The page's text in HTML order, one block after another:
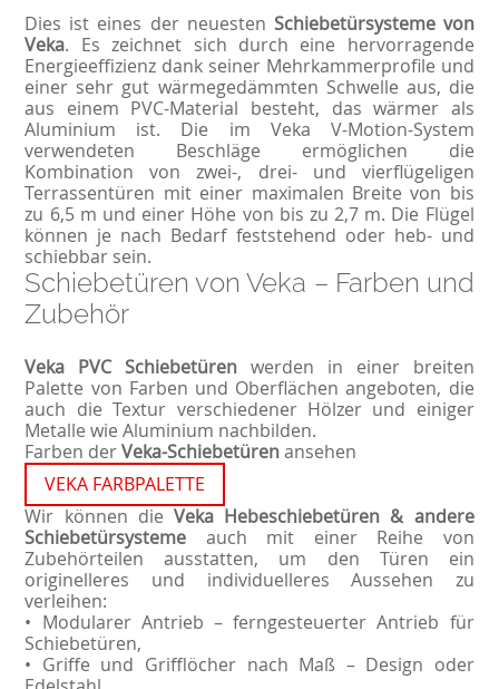
Dies ist eines der neuesten Schiebetürsysteme von
Veka. Es zeichnet sich durch eine hervorragende
Energieeffizienz dank seiner Mehrkammerprofile und
einer sehr gut wärmegedämmten Schwelle aus, die
aus einem PVC-Material besteht, das wärmer als
Aluminium ist. Die im Veka V-Motion-System
verwendeten Beschläge ermöglichen die
Kombination von zwei-, drei- und vierflügeligen
Terrassentüren mit einer maximalen Breite von bis
zu 6,5 m und einer Höhe von bis zu 2,7 m. Die Flügel
können je nach Bedarf feststehend oder heb- und
schiebbar sein.
Schiebetüren von Veka – Farben und
Zubehör
Veka PVC Schiebetüren werden in einer breiten
Palette von Farben und Oberflächen angeboten, die
auch die Textur verschiedener Hölzer und einiger
Metalle wie Aluminium nachbilden.
Farben derVeka-Schiebetürenansehen
VEKA FARBPALETTE
Wir können die Veka Hebeschiebetüren & andere
Schiebetürsysteme auch mit einer Reihe von
Zubehörteilen ausstatten, um den Türen ein
originelleres und individuelleres Aussehen zu
verleihen:
• Modularer Antrieb – ferngesteuerter Antrieb für
Schiebetüren,
• Griffe und Grifflöcher nach Maß – Design oder